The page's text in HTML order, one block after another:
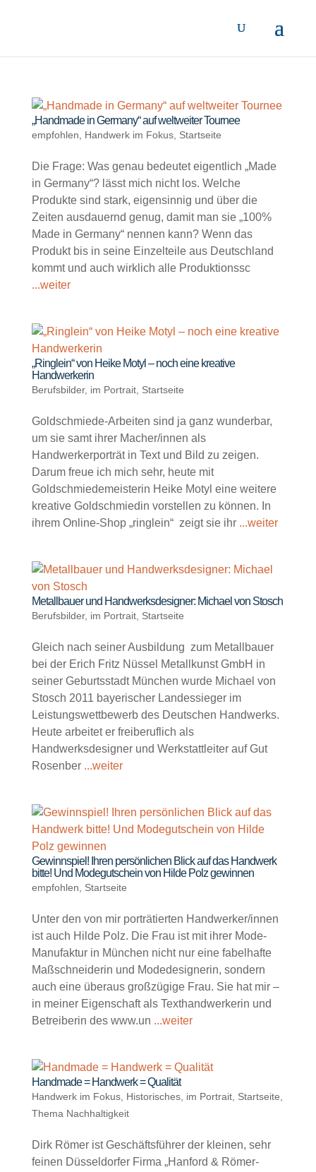
„Handmade in Germany“ auf weltweiter Tournee
empfohlen Handwerk im Fokus, Startseite
Die Frage: Was genau bedeutet eigentlich „Made
in Germany“? lässt mich nicht los. Welche
Produkte sind stark, eigensinnig und über die
Zeiten ausdauernd genug, damit man sie „100%
Made in Germany“ nennen kann? Wenn das
Produkt bis in seine Einzelteile aus Deutschland
kommt und auch wirklich alle Produktionssc
...weiter
„Ringlein“ von Heike Motyl – noch eine kreative
Handwerkerin
Berufsbilder, im Portrait, Startseite
Goldschmiede-Arbeiten sind ja ganz wunderbar,
um sie samt ihrer Macher/innen als
Handwerkerporträt in Text und Bild zu zeigen.
Darum freue ich mich sehr, heute mit
Goldschmiedemeisterin Heike Motyl eine weitere
kreative Goldschmiedin vorstellen zu können. In
ihrem Online-Shop „ringlein“ zeigt sie ihr ...weiter
Metallbauer und Handwerksdesigner: Michael von Stosch
Berufsbilder, im Portrait, Startseite
Gleich nach seiner Ausbildung zum Metallbauer
bei der Erich Fritz Nüssel Metallkunst GmbH in
seiner Geburtsstadt München wurde Michael von
Stosch 2011 bayerischer Landessieger im
Leistungswettbewerb des Deutschen Handwerks.
Heute arbeitet er freiberuflich als
Handwerksdesigner und Werkstattleiter auf Gut
Rosenber ...weiter
Gewinnspiel! Ihren persönlichen Blick auf das Handwerk
bitte! Und Modegutschein von Hilde Polz gewinnen
empfohlen Startseite
Unter den von mir porträtierten Handwerker/innen
ist auch Hilde Polz. Die Frau ist mit ihrer Mode-
Manufaktur in München nicht nur eine fabelhafte
Maßschneiderin und Modedesignerin, sondern
auch eine überaus großzügige Frau. Sie hat mir –
in meiner Eigenschaft als Texthandwerkerin und
Betreiberin des www.un ...weiter
Handmade = Handwerk = Qualität
Handwerk im Fokus, Historisches, im Portrait, Startseite
Thema Nachhaltigkeit
Dirk Römer ist Geschäftsführer der kleinen, sehr
feinen Düsseldorfer Firma „Hanford & Römer-